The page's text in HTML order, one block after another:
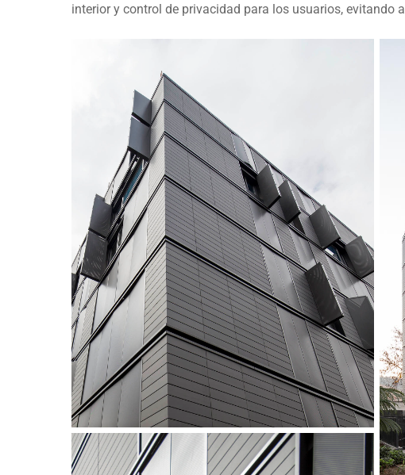
interior y control de privacidad para los usuarios, evitando